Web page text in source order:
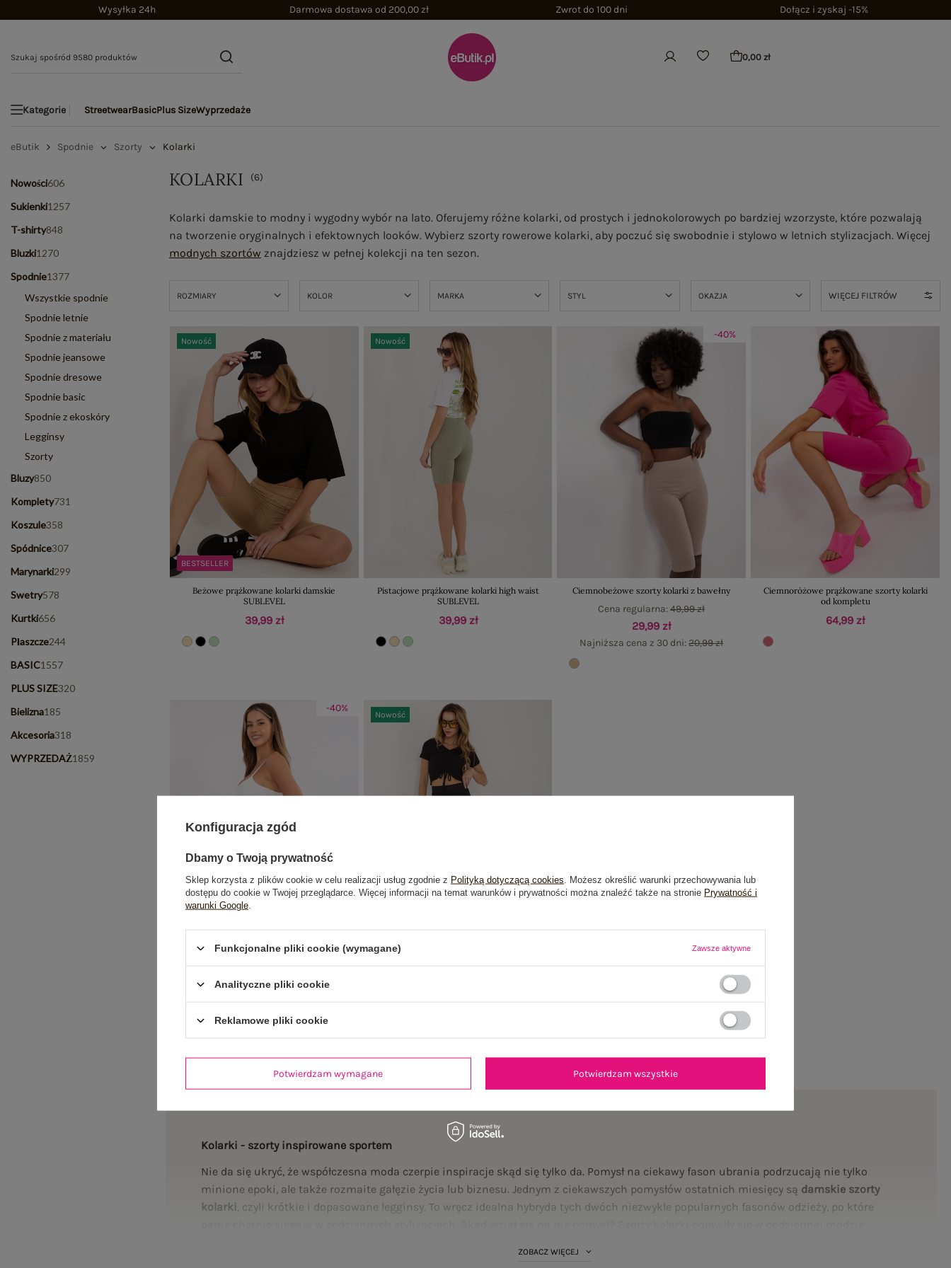
Wysyłka 24h Darmowa dostawa od 200,00 zł Zwrot do 100 dni Dołącz i zyskaj -15%
0,00 zł
Kategorie StreetwearBasicPlus SizeWyprzedaże
eButik Spodnie Szorty Kolarki
Nowości606
Sukienki1257
T-shirty848
Bluzki1270
Spodnie1377
Wszystkie spodnie
Spodnie letnie
Spodnie z materiału
Spodnie jeansowe
Spodnie dresowe
Spodnie basic
Spodnie z ekoskóry
Legginsy
Szorty
Bluzy850
Komplety731
Koszule358
Spódnice307
Marynarki299
Swetry578
Kurtki656
Płaszcze244
BASIC1557
PLUS SIZE320
Bielizna185
Akcesoria318
WYPRZEDAŻ1859
KOLARKI (6)
Kolarki damskie to modny i wygodny wybór na lato. Oferujemy różne kolarki, od prostych i jednokolorowych po bardziej wzorzyste, które pozwalają
na tworzenie oryginalnych i efektownych looków. Wybierz szorty rowerowe kolarki, aby poczuć się swobodnie i stylowo w letnich stylizacjach. Więcej
modnych szortów znajdziesz w pełnej kolekcji na ten sezon.
ROZMIARY KOLOR MARKA STYL OKAZJA WIĘCEJ FILTRÓW
BESTSELLER
Nowość
Beżowe prążkowane kolarki damskie
SUBLEVEL
39,99 zł
Nowość
Pistacjowe prążkowane kolarki high waist
SUBLEVEL
39,99 zł
-40%
Ciemnobeżowe szorty kolarki z bawełny
29,99 zł
Najniższa cena z 30 dni:20,99 zł
Cena regularna:49,99 zł
Ciemnoróżowe prążkowane szorty kolarki
od kompletu
64,99 zł
-40%
Najniższa cena z 30 dni:20,99 zł
Cena regularna:
Nowość
Kolarki - szorty inspirowane sportem
Nie da się ukryć, że współczesna moda czerpie inspiracje skąd się tylko da. Pomysł na ciekawy fason ubrania podrzucają nie tylko
minione epoki, ale także rozmaite gałęzie życia lub biznesu. Jednym z ciekawszych pomysłów ostatnich miesięcy są damskie szorty
kolarki, czyli krótkie i dopasowane legginsy. To wręcz idealna hybryda tych dwóch niezwykle popularnych fasonów odzieży, po które
i przenieśli je na grunt casualowej mody. Na pewno kojarzysz je z telewizyjnych transmisji słynnych zawodów rowerzystów, takich jak
ZOBACZ WIĘCEJ
Konfiguracja zgód
Dbamy o Twoją prywatność
Sklep korzysta z plików cookie w celu realizacji usług zgodnie z Polityką dotyczącą cookies . Możesz określić warunki przechowywania lub
dostępu do cookie w Twojej przeglądarce. Więcej informacji na temat warunków i prywatności można znaleźć także na stronie Prywatność i
warunki Google
Funkcjonalne pliki cookie (wymagane) Zawsze aktywne
Analityczne pliki cookie
Reklamowe pliki cookie
Potwierdzam wymagane Potwierdzam wszystkie